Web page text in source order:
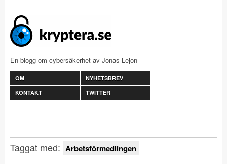
En blogg om cybersäkerhet av Jonas Lejon
OM
NYHETSBREV
KONTAKT
TWITTER
Taggat med: Arbetsförmedlingen